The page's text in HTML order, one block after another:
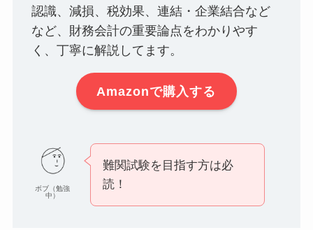
認識、減損、税効果、連結・企業結合など
など、財務会計の重要論点をわかりやす
く、丁寧に解説してます。
Amazonで購入する
ボブ（勉強
中）
難関試験を目指す方は必
読！